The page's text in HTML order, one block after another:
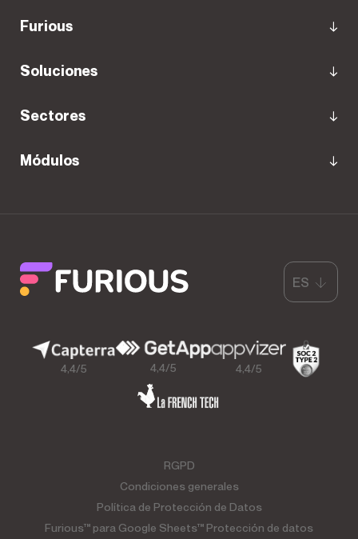
Furious
Soluciones
Sectores
Módulos
4,4/5 4,4/5 4,4/5
RGPD
Condiciones generales
Política de Protección de Datos
Furious™ para Google Sheets™ Protección de datos
ES